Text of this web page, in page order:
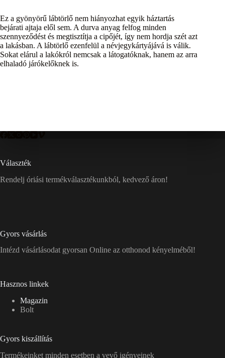
Ez a gyönyörű lábtörlő nem hiányozhat egyik háztartás
bejárati ajtaja elől sem. A durva anyag felfog minden
szennyeződést és megtisztítja a cipőjét, így nem hordja szét azt
a lakásban. A lábtörlő ezenfelül a névjegykártyájává is válik.
Sokat elárul a lakókról nemcsak a látogatóknak, hanem az arra
elhaladó járókelőknek is.
Választék
Rendelj óriási termékválasztékunkból, kedvező áron!
Gyors vásárlás
Intézd vásárlásodat gyorsan Online az otthonod kényelméből!
Hasznos linkek
Magazin
Bolt
Gyors kiszállítás
Termékeinket minden esetben a vevő igényeinek